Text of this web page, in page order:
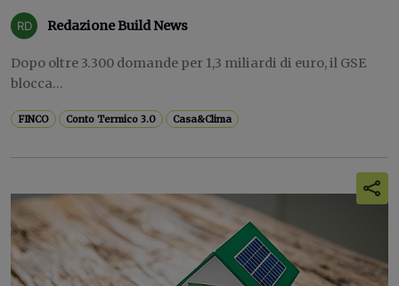
Redazione Build News
Dopo oltre 3.300 domande per 1,3 miliardi di euro, il GSE
blocca...
FINCO Conto Termico 3.0 Casa&Clima